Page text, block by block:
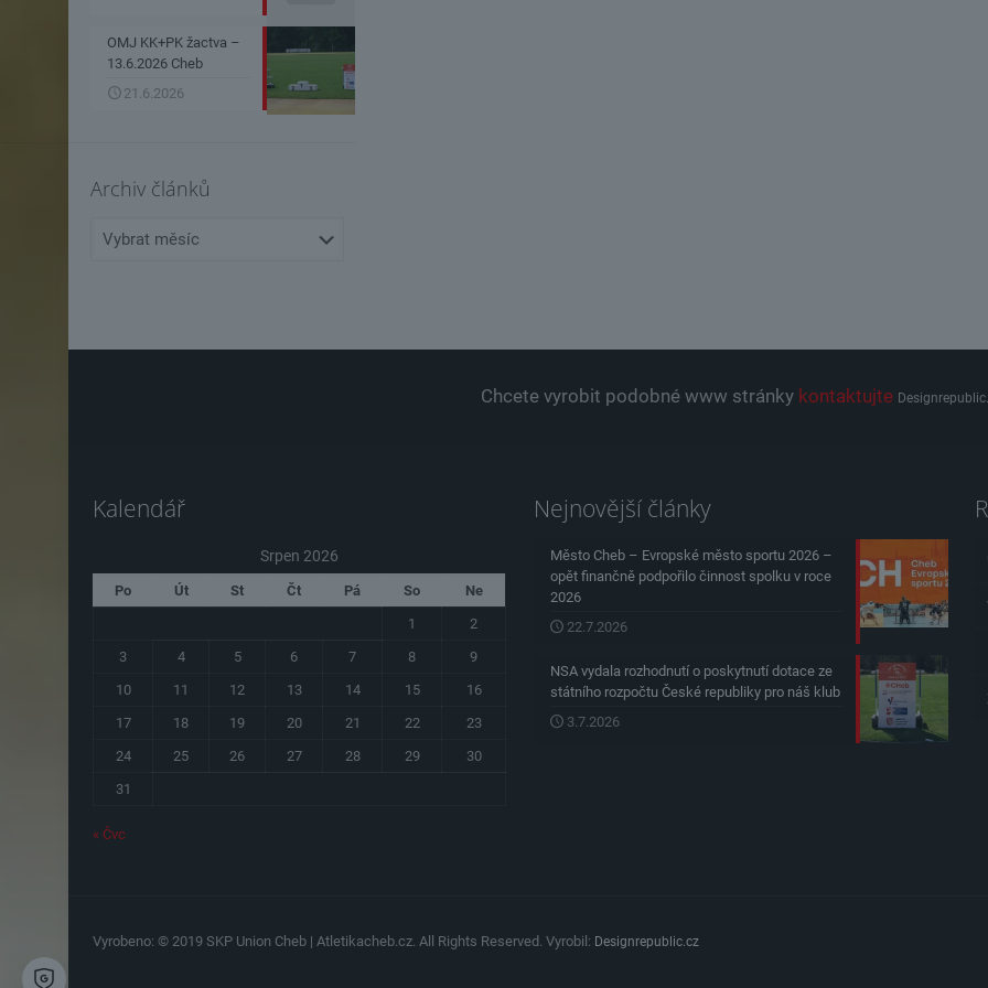
OMJ KK+PK žactva –
13.6.2026 Cheb
21.6.2026
Archiv článků
článků
Chcete vyrobit podobné www stránky kontaktujte
Kalendář
Srpen 2026
Po Út St Čt Pá So
Ne
1
2
3
4 5 6 7 8
9
10
11 12 13 14 15
16
17
18 19 20 21 22
23
24
25 26 27 28 29
30
31
« Čvc
Nejnovější články
Město Cheb – Evropské město sportu 2026 –
opět finančně podpořilo činnost spolku v roce
2026
22.7.2026
NSA vydala rozhodnutí o poskytnutí dotace ze
státního rozpočtu České republiky pro náš klub
3.7.2026
Vyrobeno: © 2019 SKP Union Cheb | Atletikacheb.cz. All Rights Reserved. Vyrobil: Designrepublic.cz